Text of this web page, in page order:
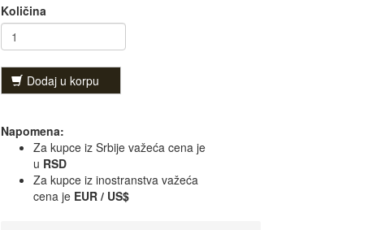
Količina
Dodaj u korpu
Napomena:
Za kupce iz Srbije važeća cena je
u RSD
Za kupce iz inostranstva važeća
cena je EUR / US$